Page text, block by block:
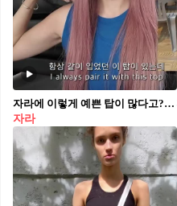
자라에 이렇게 예쁜 탑이 많다고?🛍️👀
자라